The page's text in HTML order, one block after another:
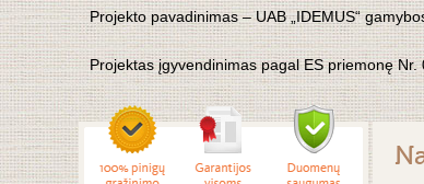
Projekto pavadinimas – UAB „IDEMUS“
Projektas įgyvendinimas pagal ES priemonę